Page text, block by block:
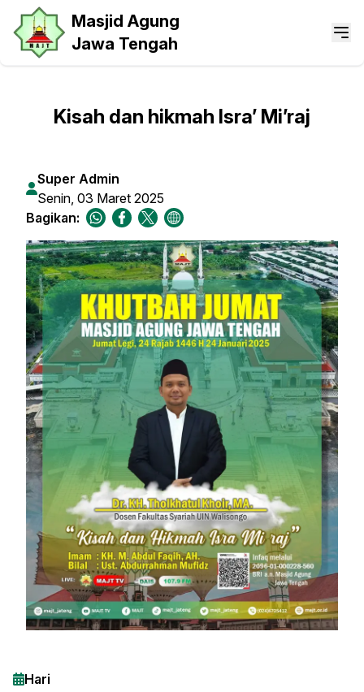
Masjid Agung
Jawa Tengah
Kisah dan hikmah Isra’ Mi’raj
Super Admin
Senin, 03 Maret 2025
Bagikan:
Hari